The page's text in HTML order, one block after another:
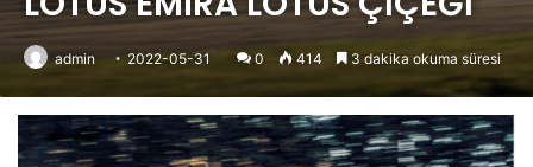
admin 2022-05-31 0 414 3 dakika okuma süresi